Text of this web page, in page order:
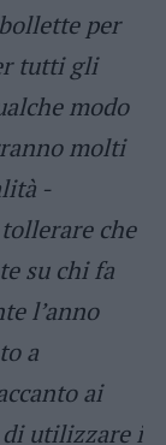
per
tutti gli
modo
molti
-
che
su chi fa
l’anno
a
ai
utilizzare i